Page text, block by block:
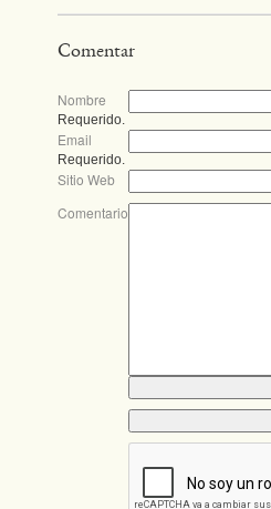
Comentar
Nombre
Requerido.
Email
Requerido.
Sitio Web
Comentario